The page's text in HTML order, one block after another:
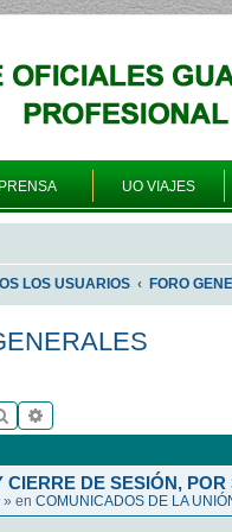
PRENSA UO VIAJES
LOS USUARIOS FORO
Buscar
DE SESIÓN, POR
» en COMUNICADOS DE LA